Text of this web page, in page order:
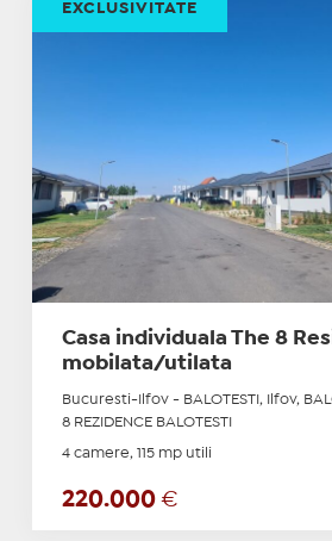
Casa individuala The 8
mobilata/utilata
Bucuresti-Ilfov - BALOTESTI, Ilfov,
8 REZIDENCE BALOTESTI
4 camere, 115 mp utili
220.000 €
EXCLUSIVITATE